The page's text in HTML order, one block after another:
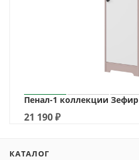
Пенал-1 коллекции Зефир
21 190₽
КАТАЛОГ